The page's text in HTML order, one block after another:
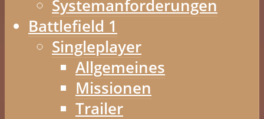
Systemanforderungen
Battlefield 1
Singleplayer
Allgemeines
Missionen
Trailer